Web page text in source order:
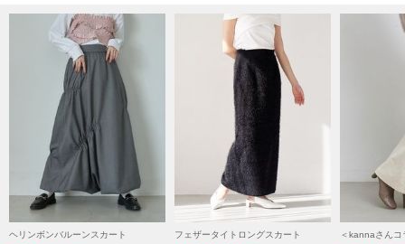
PATRICK
パトリック
Philly chocolate
フィリーチョコレート
poláura
ポローラ
ヘリンボンバルーンスカート フェザータイトロングスカート